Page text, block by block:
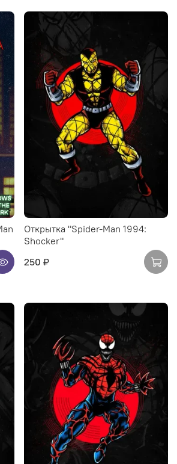
Открытка "Spider-Man 1994:
Shocker"
250 ₽